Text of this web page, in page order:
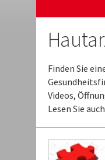
Finden Sie
Videos,
Lesen Sie